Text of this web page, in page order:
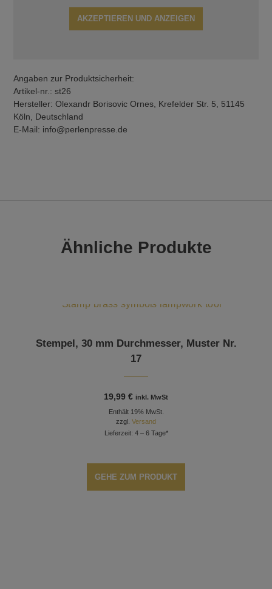
AKZEPTIEREN UND ANZEIGEN
Angaben zur Produktsicherheit:
Artikel-nr.: st26
Hersteller: Olexandr Borisovic Ornes, Krefelder Str. 5, 51145
Köln, Deutschland
E-Mail: info@perlenpresse.de
Ähnliche Produkte
Stempel, 30 mm Durchmesser, Muster Nr.
17
19,99€ inkl. MwSt
Enthält 19% MwSt.
zzgl.Versand
Lieferzeit: 4 – 6 Tage*
GEHE ZUM PRODUKT